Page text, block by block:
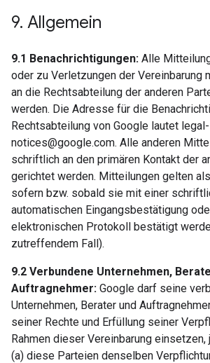
9. Allgemein
9.1 Benachrichtigungen: Alle
oder zu Verletzungen der Vereinbarung
an die Rechtsabteilung der anderen
werden. Die Adresse für die
Rechtsabteilung von Google lautet legal-
notices@google.com. Alle anderen
schriftlich an den primären Kontakt der
gerichtet werden. Mitteilungen gelten
sofern bzw. sobald sie mit einer
automatischen Eingangsbestätigung
elektronischen Protokoll bestätigt
zutreffendem Fall).
9.2 Verbundene Unternehmen,
Auftragnehmer: Google darf seine
Unternehmen, Berater und
seiner Rechte und Erfüllung seiner
Rahmen dieser Vereinbarung einsetzen,
(a) diese Parteien denselben